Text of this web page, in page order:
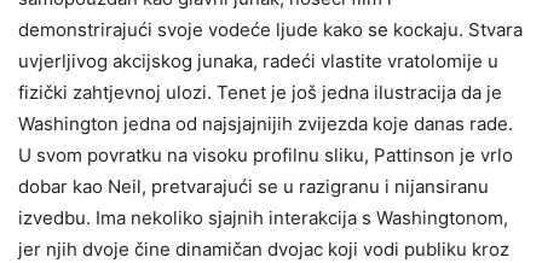
demonstrirajući svoje vodeće ljude kako se kockaju. Stvara
uvjerljivog akcijskog junaka, radeći vlastite vratolomije u
fizički zahtjevnoj ulozi. Tenet je još jedna ilustracija da je
Washington jedna od najsjajnijih zvijezda koje danas rade.
U svom povratku na visoku profilnu sliku, Pattinson je vrlo
dobar kao Neil, pretvarajući se u razigranu i nijansiranu
izvedbu. Ima nekoliko sjajnih interakcija s Washingtonom,
jer njih dvoje čine dinamičan dvojac koji vodi publiku kroz